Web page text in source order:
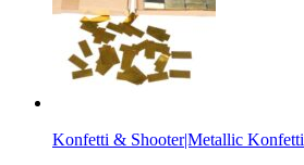
Konfetti & Shooter|Metallic Konfetti